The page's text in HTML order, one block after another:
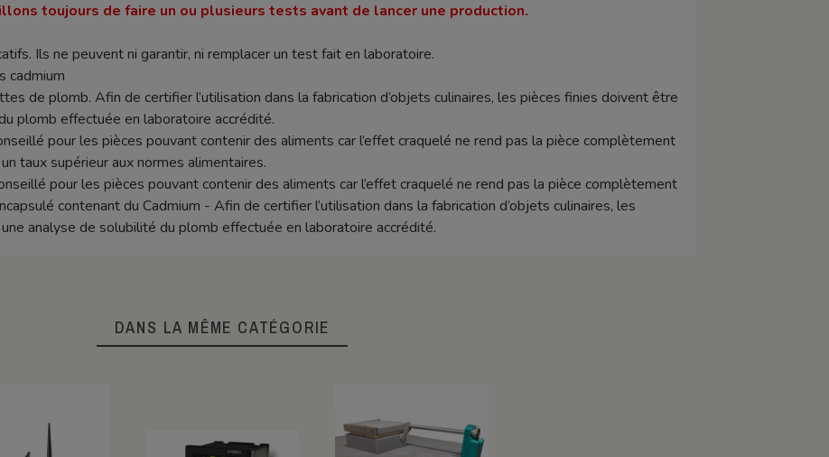
toujours de faire un ou plusieurs tests avant de lancer une production.
Ils ne peuvent ni garantir, ni remplacer un test fait en laboratoire.
cadmium
de plomb. Afin de certifier l’utilisation dans la fabrication d’objets culinaires, les pièces finies doivent être
plomb effectuée en laboratoire accrédité.
pour les pièces pouvant contenir des aliments car l’effet craquelé ne rend pas la pièce complètement
taux supérieur aux normes alimentaires.
pour les pièces pouvant contenir des aliments car l’effet craquelé ne rend pas la pièce complètement
contenant du Cadmium - Afin de certifier l’utilisation dans la fabrication d’objets culinaires, les
analyse de solubilité du plomb effectuée en laboratoire accrédité.
DANS LA MÊME CATÉGORIE